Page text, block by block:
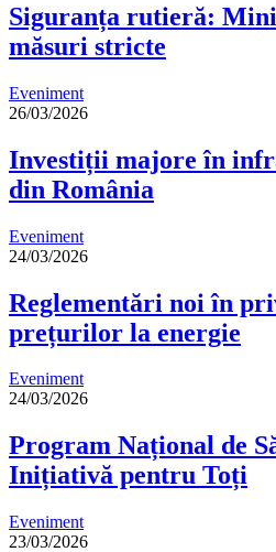
Siguranța rutieră:
măsuri stricte
Eveniment
26/03/2026
Investiții majore în
din România
Eveniment
24/03/2026
Reglementări noi în
prețurilor la energie
Eveniment
24/03/2026
Program Național de
Inițiativă pentru Toți
Eveniment
23/03/2026